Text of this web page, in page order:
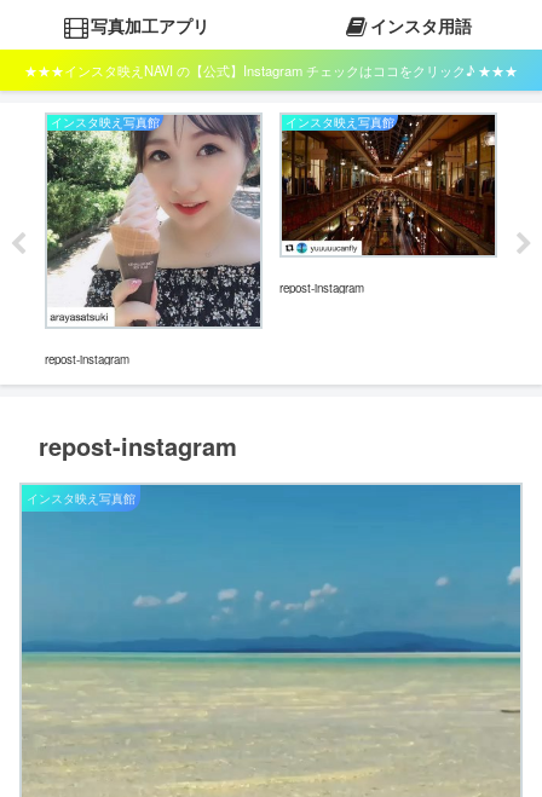
写真加工アプリ
インスタ用語
★★★インスタ映えNAVI の【公式】Instagram チェックはココをクリック♪ ★★★
インスタ映え写真館
repost-instagram
インスタ映え写真館
repost-instagram
repost-instagram
インスタ映え写真館